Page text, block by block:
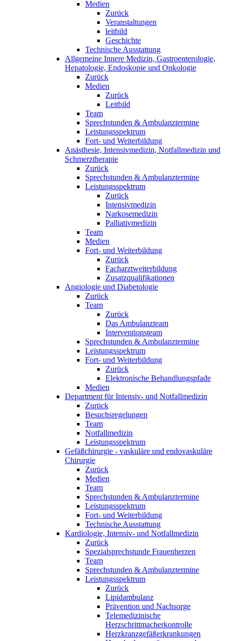
Medien
Zurück
Veranstaltungen
leitbild
Geschichte
Technische Ausstattung
Allgemeine Innere Medizin, Gastroenterologie,
Hepatologie, Endoskopie und Onkologie
Zurück
Medien
Zurück
Leitbild
Team
Sprechstunden & Ambulanztermine
Leistungsspektrum
Fort- und Weiterbildung
Anästhesie, Intensivmedizin, Notfallmedizin und
Schmerztherapie
Zurück
Sprechstunden & Ambulanztermine
Leistungsspektrum
Zurück
Intensivmedizin
Narkosemedizin
Palliativmedizin
Team
Medien
Fort- und Weiterbildung
Zurück
Facharztweiterbildung
Zusatzqualifikationen
Angiologie und Diabetologie
Zurück
Team
Zurück
Das Ambulanzteam
Interventionsteam
Sprechstunden & Ambulanztermine
Leistungsspektrum
Fort- und Weiterbildung
Zurück
Elektronische Behandlungspfade
Medien
Department für Intensiv- und Notfallmedizin
Zurück
Besuchsregelungen
Team
Notfallmedizin
Leistungsspektrum
Gefäßchirurgie - vaskuläre und endovaskuläre
Chirurgie
Zurück
Medien
Team
Sprechstunden & Ambulanztermine
Leistungsspektrum
Fort- und Weiterbildung
Technische Ausstattung
Kardiologie, Intensiv- und Notfallmedizin
Zurück
Spezialsprechstunde Frauenherzen
Team
Sprechstunden & Ambulanztermine
Leistungsspektrum
Zurück
Lipidambulanz
Prävention und Nachsorge
Telemedizinische
Herzschrittmacherkontrolle
Herzkranzgefäßerkrankungen